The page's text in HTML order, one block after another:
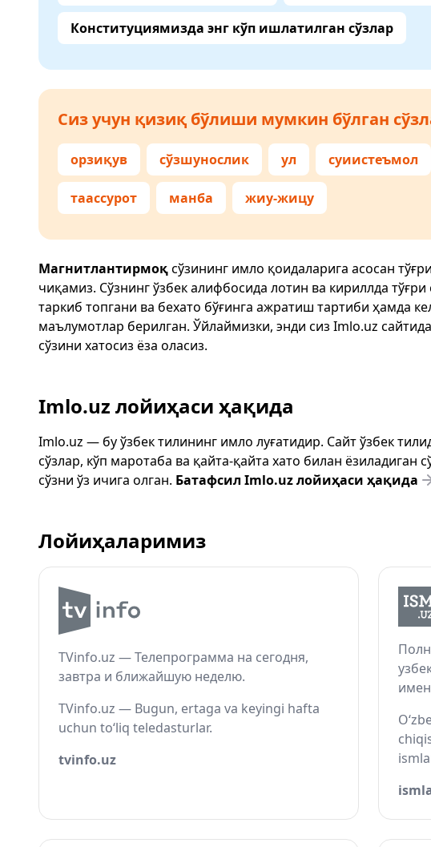
Конституциямизда энг кўп ишлатилган сўзлар
Сиз учун қизиқ бўлиши мумкин бўлган
орзиқув сўзшунослик ул суиистеъмол
таассурот манба жиу-жицу
Магнитлантирмоқсўзининг имло қоидаларига асосан
чиқамиз. Сўзнинг ўзбек алифбосида лотин ва кириллда
таркиб топгани ва бехато бўғинга ажратиш тартиби ҳамда
маълумотлар берилган. Ўйлаймизки, энди сиз Imlo.uz
сўзини хатосиз ёза оласиз.
Imlo.uz лойиҳаси ҳақида
Imlo.uz — бу ўзбек тилининг имло луғатидир. Сайт ўзбек
сўзлар, кўп маротаба ва қайта-қайта хато билан
сўзни ўз ичига олган. Батафсил Imlo.uz лойиҳаси ҳақида
Лойиҳаларимиз
TVinfo.uz — Телепрограмма на сегодня,
завтра и ближайшую неделю.
TVinfo.uz — Bugun, ertaga va keyingi hafta
uchun to‘liq teledasturlar.
tvinfo.uz